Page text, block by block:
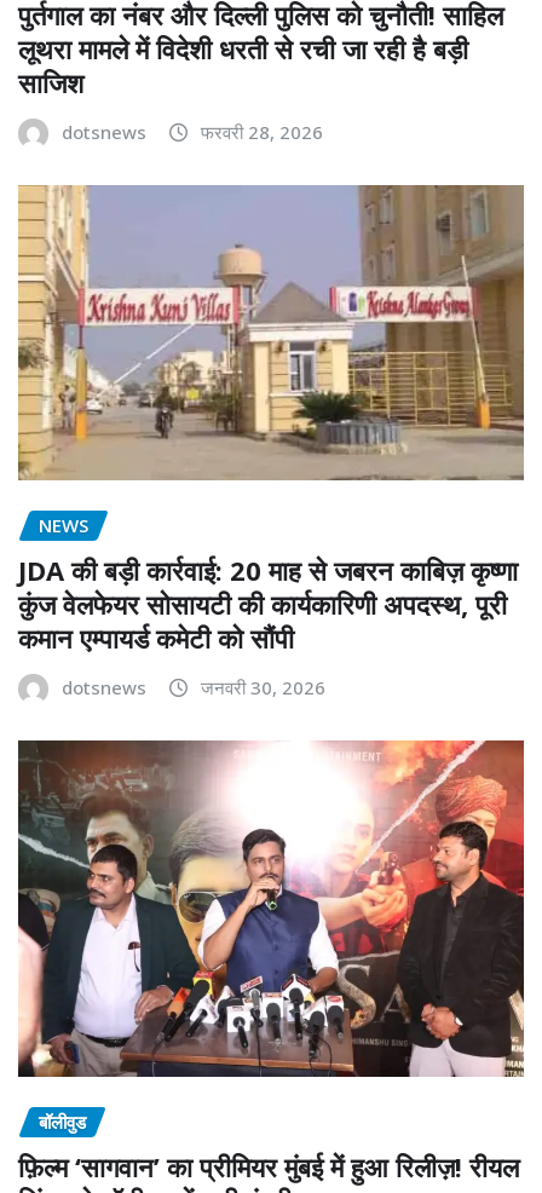
पुर्तगाल का नंबर और दिल्ली पुलिस को चुनौती! साहिल
लूथरा मामले में विदेशी धरती से रची जा रही है बड़ी
साजिश
dotsnews फरवरी 28, 2026
NEWS
JDA की बड़ी कार्रवाई: 20 माह से जबरन काबिज़ कृष्णा
कुंज वेलफेयर सोसायटी की कार्यकारिणी अपदस्थ, पूरी
कमान एम्पायर्ड कमेटी को सौंपी
dotsnews जनवरी 30, 2026
बॉलीवुड
फ़िल्म ‘सागवान’ का प्रीमियर मुंबई में हुआ रिलीज़! रीयल